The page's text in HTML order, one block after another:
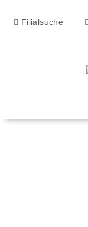
Filialsuche